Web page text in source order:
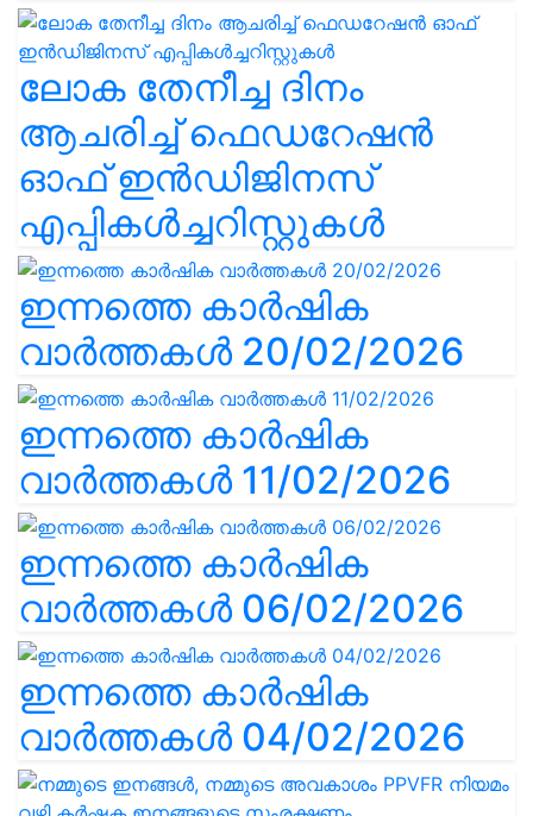
ലോക തേനീച്ച ദിനം
ആചരിച്ച് ഫെഡറേഷൻ
ഓഫ് ഇൻഡിജിനസ്
എപ്പികൾച്ചറിസ്റ്റുകൾ
ഇന്നത്തെ കാർഷിക
വാർത്തകൾ 20/02/2026
ഇന്നത്തെ കാർഷിക
വാർത്തകൾ 11/02/2026
ഇന്നത്തെ കാർഷിക
വാർത്തകൾ 06/02/2026
ഇന്നത്തെ കാർഷിക
വാർത്തകൾ 04/02/2026